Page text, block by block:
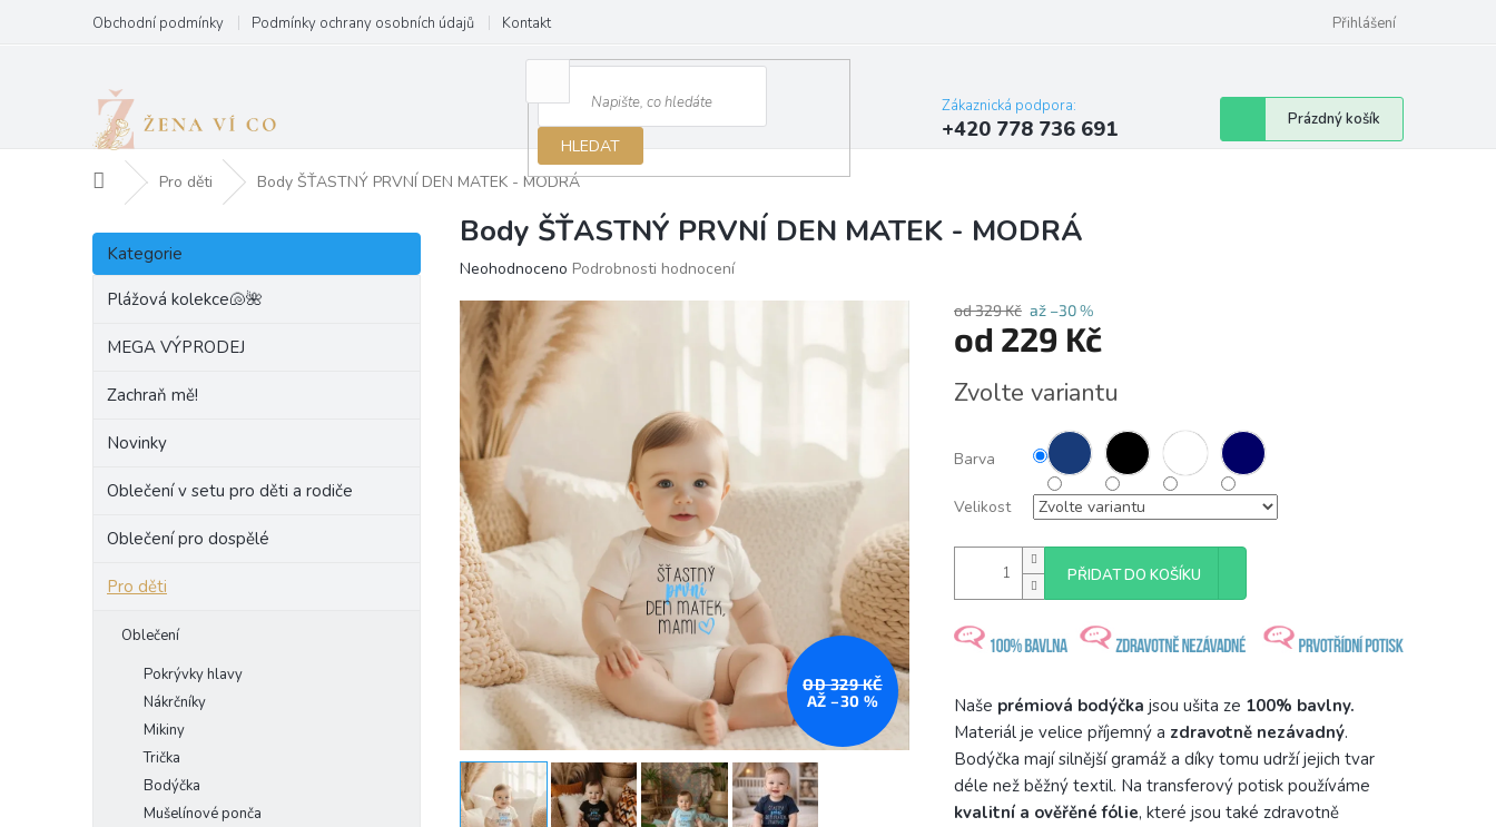
obsah
Obchodní podmínky Podmínky ochrany osobních údajů Kontakt Přihlášení
HLEDAT
Zákaznická podpora:
+420 778 736 691
Nákupní
košík
Prázdný košík
Domů Pro děti Body ŠŤASTNÝ PRVNÍ DEN MATEK - MODRÁ
P
s
Přeskočit
kategorie
Kategorie
Plážová kolekce🐚🌺
MEGA VÝPRODEJ
Zachraň mě!
Novinky
Oblečení v setu pro děti a rodiče
Oblečení pro dospělé
Pro děti
Oblečení
Pokrývky hlavy
Nákrčníky
Mikiny
Trička
Bodýčka
Mušelínové ponča
Body ŠŤASTNÝ PRVNÍ DEN MATEK - MODRÁ
Průměrné
produktu
je
0,0
5
hvězdiček.
Neohodnoceno Podrobnosti hodnocení
OD 329 KČ
AŽ –30 %
od 329 Kč až –30 %
od 229 Kč
cena:
Zvolte variantu
Barva
Velikost
PŘIDAT DO KOŠÍKU
Naše prémiová bodýčka jsou ušita ze 100% bavlny.
Materiál je velice příjemný a zdravotně nezávadný.
Bodýčka mají silnější gramáž a díky tomu udrží jejich tvar
déle než běžný textil. Na transferový potisk používáme
kvalitní a ověřěné fólie, které jsou také zdravotně